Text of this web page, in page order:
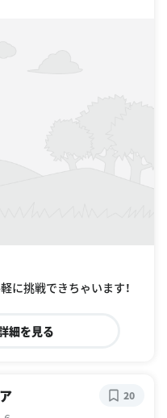
に挑戦できちゃいます！
細を見る
20